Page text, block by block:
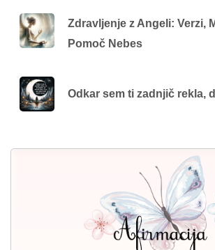
Zdravljenje z Angeli: Verzi,
Pomoč Nebes
Odkar sem ti zadnjič rekla,